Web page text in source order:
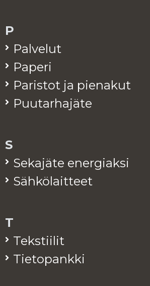
P
Pal­ve­lut
Pa­pe­ri
Pa­ris­tot ja pie­na­kut
Puu­tar­ha­jä­te
S
Se­ka­jä­te ener­giak­si
Säh­kö­lait­teet
T
Teks­tii­lit
Tie­to­pank­ki